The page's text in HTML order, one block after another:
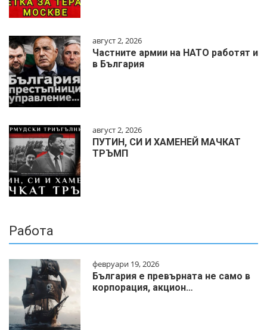
август 2, 2026
Частните армии на НАТО работят и
в България
август 2, 2026
ПУТИН, СИ И ХАМЕНЕЙ МАЧКАТ
ТРЪМП
Работа
февруари 19, 2026
България е превърната не само в
корпорация, акцион…